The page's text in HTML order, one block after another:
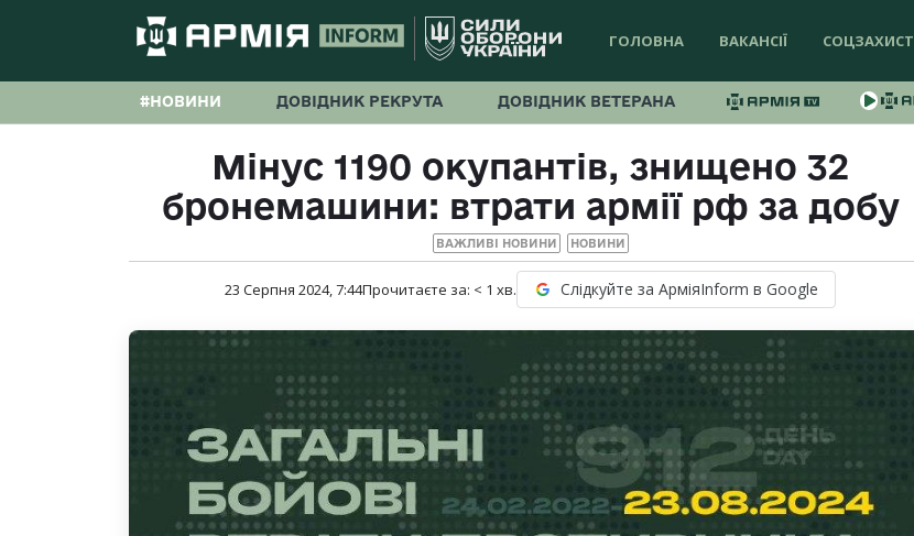
ГОЛОВНА ВАКАНСІЇ СОЦЗАХИСТ
#НОВИНИ ДОВІДНИК РЕКРУТА ДОВІДНИК ВЕТЕРАНА
Мінус 1190 окупантів, знищено 32
бронемашини: втрати армії рф за добу
ВАЖЛИВІ НОВИНИ НОВИНИ
23 Серпня 2024, 7:44Прочитаєте за: < 1 хв. Слідкуйте за АрміяInform в Google